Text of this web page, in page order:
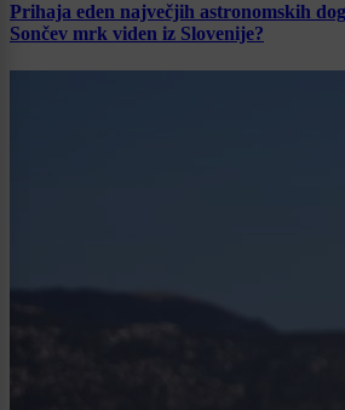
Prihaja eden največjih astronomskih
Sončev mrk viden iz Slovenije?